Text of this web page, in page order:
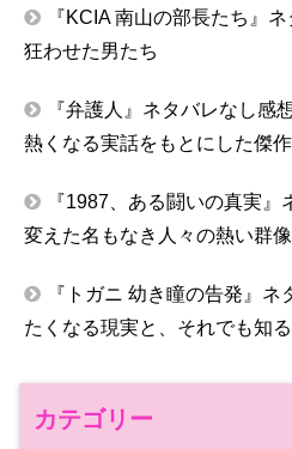
『KCIA 南山の部長たち』
狂わせた男たち
『弁護人』ネタバレなし感
熱くなる実話をもとにした傑作
『1987、ある闘いの真実
変えた名もなき人々の熱い群像
『トガニ 幼き瞳の告発』
たくなる現実と、それでも知
カテゴリー